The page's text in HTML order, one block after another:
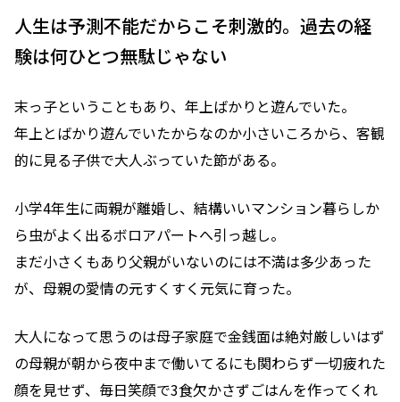
人生は予測不能だからこそ刺激的。過去の経
験は何ひとつ無駄じゃない
末っ子ということもあり、年上ばかりと遊んでいた。
年上とばかり遊んでいたからなのか小さいころから、客観
的に見る子供で大人ぶっていた節がある。
小学4年生に両親が離婚し、結構いいマンション暮らしか
ら虫がよく出るボロアパートへ引っ越し。
まだ小さくもあり父親がいないのには不満は多少あった
が、母親の愛情の元すくすく元気に育った。
大人になって思うのは母子家庭で金銭面は絶対厳しいはず
の母親が朝から夜中まで働いてるにも関わらず一切疲れた
顔を見せず、毎日笑顔で3食欠かさずごはんを作ってくれ